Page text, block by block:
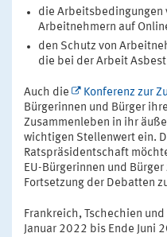
die Arbeitsbedingungen
Arbeitnehmern auf
den Schutz von
die bei der Arbeit
Auch die Konferenz zur
Bürgerinnen und Bürger
Zusammenleben in ihr
wichtigen Stellenwert ein.
Ratspräsidentschaft
EU-Bürgerinnen und
Fortsetzung der Debatten
Frankreich, Tschechien
Januar 2022 bis Ende Juni